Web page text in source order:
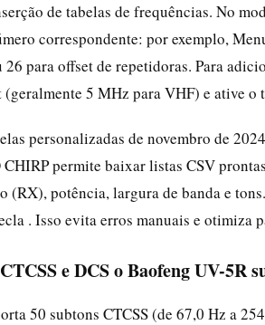
de tabelas de frequências. No
correspondente: por exemplo,
para offset de repetidoras. Para
5 MHz para VHF) e ative o
personalizadas de novembro de
CHIRP permite baixar listas CSV
(RX), potência, largura de banda e
. Isso evita erros manuais e otimiza
e DCS o Baofeng UV-5R
50 subtons CTCSS (de 67,0 Hz a